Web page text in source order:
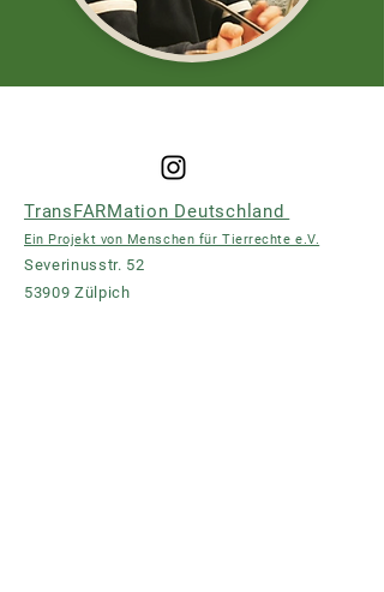
TransFARMation Deutschland
Ein Projekt von Menschen für Tierrechte e.V.
Severinusstr. 52
53909 Zülpich